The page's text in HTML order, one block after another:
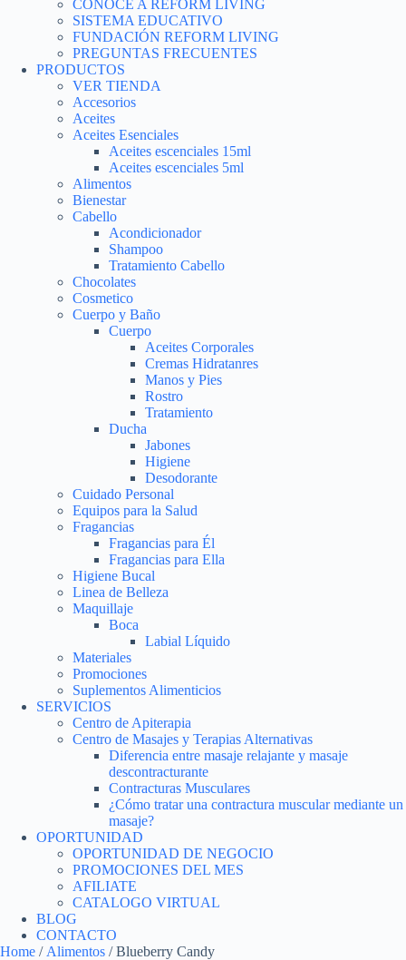
CONOCE A REFORM LIVING
SISTEMA EDUCATIVO
FUNDACIÓN REFORM LIVING
PREGUNTAS FRECUENTES
PRODUCTOS
VER TIENDA
Accesorios
Aceites
Aceites Esenciales
Aceites escenciales 15ml
Aceites escenciales 5ml
Alimentos
Bienestar
Cabello
Acondicionador
Shampoo
Tratamiento Cabello
Chocolates
Cosmetico
Cuerpo y Baño
Cuerpo
Aceites Corporales
Cremas Hidratanres
Manos y Pies
Rostro
Tratamiento
Ducha
Jabones
Higiene
Desodorante
Cuidado Personal
Equipos para la Salud
Fragancias
Fragancias para Él
Fragancias para Ella
Higiene Bucal
Linea de Belleza
Maquillaje
Boca
Labial Líquido
Materiales
Promociones
Suplementos Alimenticios
SERVICIOS
Centro de Apiterapia
Centro de Masajes y Terapias Alternativas
Diferencia entre masaje relajante y masaje
descontracturante
Contracturas Musculares
¿Cómo tratar una contractura muscular mediante un
masaje?
OPORTUNIDAD
OPORTUNIDAD DE NEGOCIO
PROMOCIONES DEL MES
AFILIATE
CATALOGO VIRTUAL
BLOG
CONTACTO
Home / Alimentos / Blueberry Candy